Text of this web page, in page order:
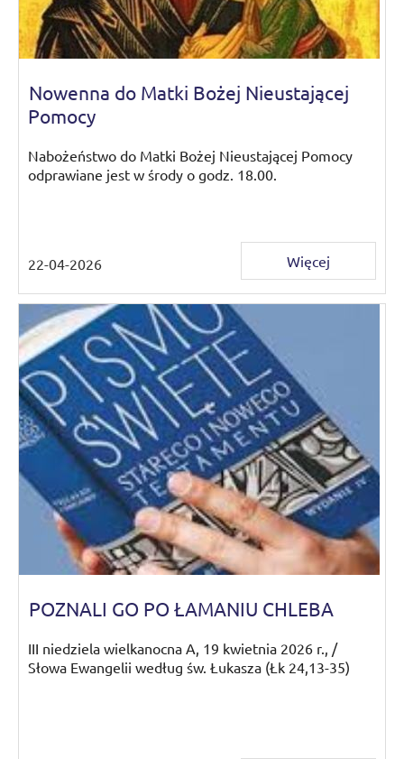
Nowenna do Matki Bożej Nieustającej
Pomocy
Nabożeństwo do Matki Bożej Nieustającej Pomocy
odprawiane jest w środy o godz. 18.00.
22-04-2026 Więcej
POZNALI GO PO ŁAMANIU CHLEBA
III niedziela wielkanocna A, 19 kwietnia 2026 r., /
Słowa Ewangelii według św. Łukasza (Łk 24,13-35)